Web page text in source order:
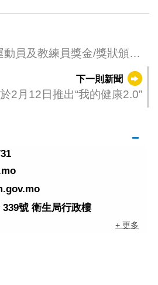
動員及教練員獎金/獎狀頒發
下一則新聞
2月12日推出“我的健康2.0”
號 衛生局行政樓
+ 更多